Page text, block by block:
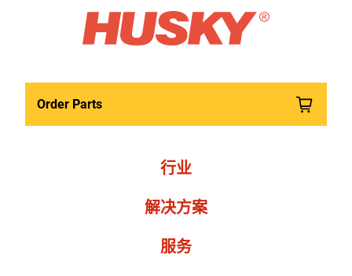
Order Parts
行业
解决方案
服务